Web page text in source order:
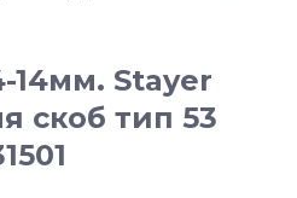
14мм. Stayer
скоб тип 53